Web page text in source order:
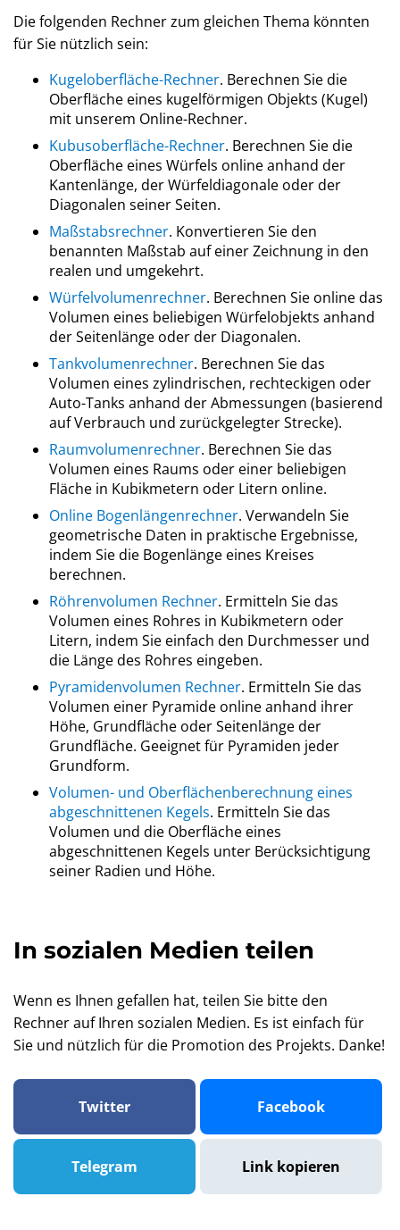
Die folgenden Rechner zum gleichen Thema könnten
für Sie nützlich sein:
Kugeloberfläche-Rechner. Berechnen Sie die
Oberfläche eines kugelförmigen Objekts (Kugel)
mit unserem Online-Rechner.
Kubusoberfläche-Rechner. Berechnen Sie die
Oberfläche eines Würfels online anhand der
Kantenlänge, der Würfeldiagonale oder der
Diagonalen seiner Seiten.
Maßstabsrechner. Konvertieren Sie den
benannten Maßstab auf einer Zeichnung in den
realen und umgekehrt.
Würfelvolumenrechner. Berechnen Sie online das
Volumen eines beliebigen Würfelobjekts anhand
der Seitenlänge oder der Diagonalen.
Tankvolumenrechner. Berechnen Sie das
Volumen eines zylindrischen, rechteckigen oder
Auto-Tanks anhand der Abmessungen (basierend
auf Verbrauch und zurückgelegter Strecke).
Raumvolumenrechner. Berechnen Sie das
Volumen eines Raums oder einer beliebigen
Fläche in Kubikmetern oder Litern online.
Online Bogenlängenrechner. Verwandeln Sie
geometrische Daten in praktische Ergebnisse,
indem Sie die Bogenlänge eines Kreises
berechnen.
Röhrenvolumen Rechner. Ermitteln Sie das
Volumen eines Rohres in Kubikmetern oder
Litern, indem Sie einfach den Durchmesser und
die Länge des Rohres eingeben.
Pyramidenvolumen Rechner. Ermitteln Sie das
Volumen einer Pyramide online anhand ihrer
Höhe, Grundfläche oder Seitenlänge der
Grundfläche. Geeignet für Pyramiden jeder
Grundform.
Volumen- und Oberflächenberechnung eines
abgeschnittenen Kegels. Ermitteln Sie das
Volumen und die Oberfläche eines
abgeschnittenen Kegels unter Berücksichtigung
seiner Radien und Höhe.
In sozialen Medien teilen
Wenn es Ihnen gefallen hat, teilen Sie bitte den
Rechner auf Ihren sozialen Medien. Es ist einfach für
Sie und nützlich für die Promotion des Projekts. Danke!
Twitter Facebook
Telegram Link kopieren